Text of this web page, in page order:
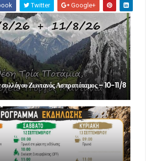
Twitter Google+
Ζωντανός Ασπροπόταμος – 10-11/8